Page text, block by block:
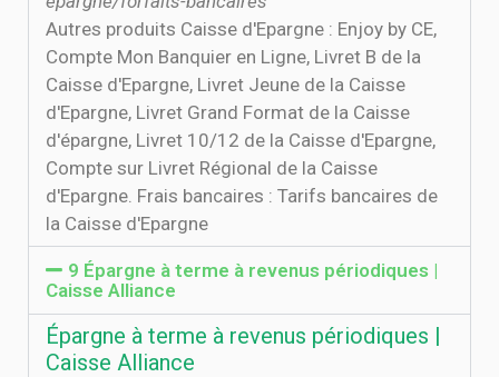
Autres produits Caisse d'Epargne : Enjoy by CE,
Compte Mon Banquier en Ligne, Livret B de la
Caisse d'Epargne, Livret Jeune de la Caisse
d'Epargne, Livret Grand Format de la Caisse
d'épargne, Livret 10/12 de la Caisse d'Epargne,
Compte sur Livret Régional de la Caisse
d'Epargne. Frais bancaires : Tarifs bancaires de
la Caisse d'Epargne
9 Épargne à terme à revenus périodiques |
Caisse Alliance
Épargne à terme à revenus périodiques |
Caisse Alliance